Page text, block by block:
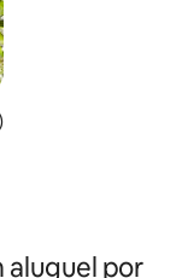
avaliação média
aluguel por